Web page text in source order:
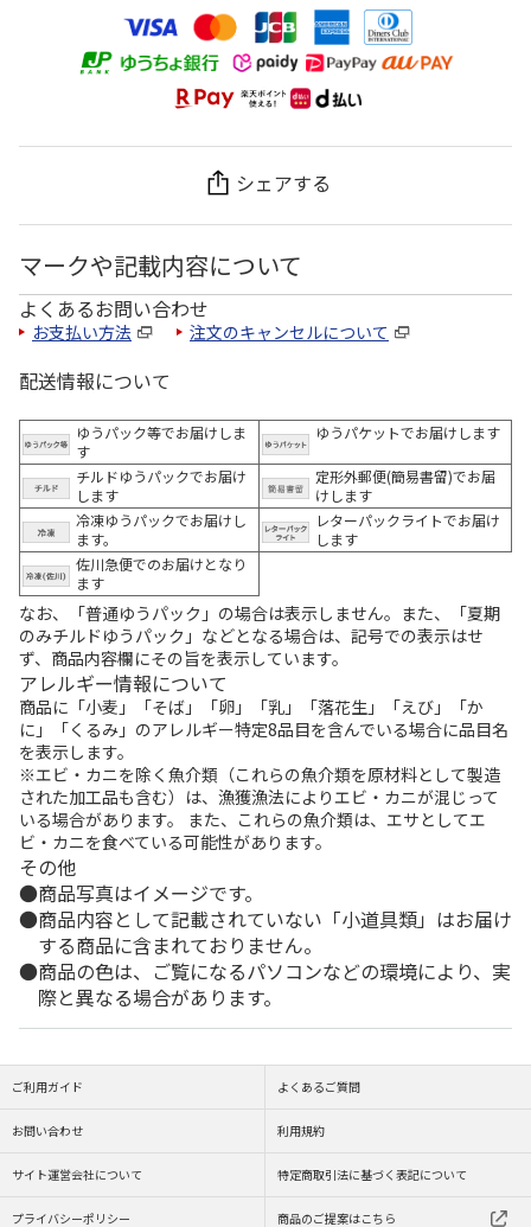
シェアする
マークや記載内容について
よくあるお問い合わせ
お支払い方法 注文のキャンセルについて
配送情報について
ゆうパック等でお届けしま
す
ゆうパケットでお届けします
チルドゆうパックでお届け
します
定形外郵便(簡易書留)でお届
けします
冷凍ゆうパックでお届けし
ます。
レターパックライトでお届け
します
佐川急便でのお届けとなり
ます
なお、「普通ゆうパック」の場合は表示しません。また、「夏期
のみチルドゆうパック」などとなる場合は、記号での表示はせ
ず、商品内容欄にその旨を表示しています。
アレルギー情報について
商品に「小麦」「そば」「卵」「乳」「落花生」「えび」「か
に」「くるみ」のアレルギー特定8品目を含んでいる場合に品目名
を表示します。
※エビ・カニを除く魚介類（これらの魚介類を原材料として製造
された加工品も含む）は、漁獲漁法によりエビ・カニが混じって
いる場合があります。 また、これらの魚介類は、エサとしてエ
ビ・カニを食べている可能性があります。
その他
商品写真はイメージです。
商品内容として記載されていない「小道具類」はお届け
する商品に含まれておりません。
商品の色は、ご覧になるパソコンなどの環境により、実
際と異なる場合があります。
ご利用ガイド よくあるご質問
お問い合わせ 利用規約
サイト運営会社について 特定商取引法に基づく表記について
プライバシーポリシー 商品のご提案はこちら